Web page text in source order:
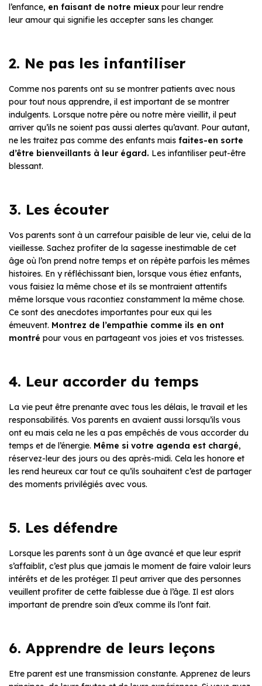
l’enfance, en faisant de notre mieux pour leur rendre
leur amour qui signifie les accepter sans les changer.
2. Ne pas les infantiliser
Comme nos parents ont su se montrer patients avec nous
pour tout nous apprendre, il est important de se montrer
indulgents. Lorsque notre père ou notre mère vieillit, il peut
arriver qu’ils ne soient pas aussi alertes qu’avant. Pour autant,
ne les traitez pas comme des enfants mais faites-en sorte
d’être bienveillants à leur égard. Les infantiliser peut-être
blessant.
3. Les écouter
Vos parents sont à un carrefour paisible de leur vie, celui de la
vieillesse. Sachez profiter de la sagesse inestimable de cet
âge où l’on prend notre temps et on répète parfois les mêmes
histoires. En y réfléchissant bien, lorsque vous étiez enfants,
vous faisiez la même chose et ils se montraient attentifs
même lorsque vous racontiez constamment la même chose.
Ce sont des anecdotes importantes pour eux qui les
émeuvent. Montrez de l’empathie comme ils en ont
montré pour vous en partageant vos joies et vos tristesses.
4. Leur accorder du temps
La vie peut être prenante avec tous les délais, le travail et les
responsabilités. Vos parents en avaient aussi lorsqu’ils vous
ont eu mais cela ne les a pas empêchés de vous accorder du
temps et de l’énergie. Même si votre agenda est chargé,
réservez-leur des jours ou des après-midi. Cela les honore et
les rend heureux car tout ce qu’ils souhaitent c’est de partager
des moments privilégiés avec vous.
5. Les défendre
Lorsque les parents sont à un âge avancé et que leur esprit
s’affaiblit, c’est plus que jamais le moment de faire valoir leurs
intérêts et de les protéger. Il peut arriver que des personnes
veuillent profiter de cette faiblesse due à l’âge. Il est alors
important de prendre soin d’eux comme ils l’ont fait.
6. Apprendre de leurs leçons
Etre parent est une transmission constante. Apprenez de leurs